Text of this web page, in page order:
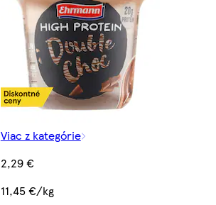
Viac z kategórie
2,29 €
11,45 €/kg